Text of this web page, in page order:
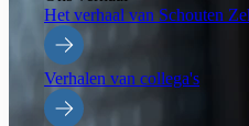
Het verhaal van Schouten
Verhalen van collega's